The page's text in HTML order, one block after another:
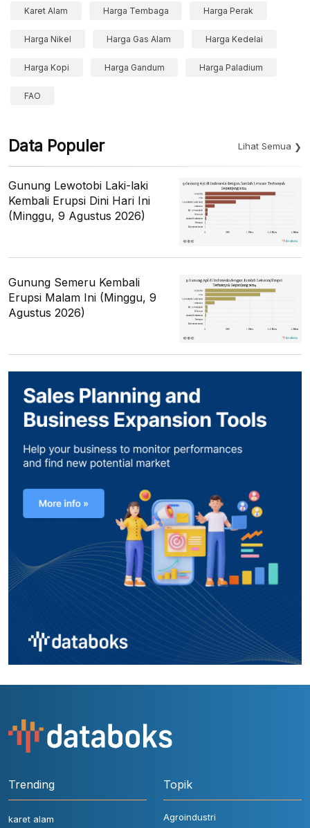
Karet Alam Harga Tembaga Harga Perak
Harga Nikel Harga Gas Alam Harga Kedelai
Harga Kopi Harga Gandum Harga Paladium
FAO
Data Populer Lihat Semua
Gunung Lewotobi Laki-laki
Kembali Erupsi Dini Hari Ini
(Minggu, 9 Agustus 2026)
Gunung Semeru Kembali
Erupsi Malam Ini (Minggu, 9
Agustus 2026)
Trending
karet alam
Topik
Agroindustri